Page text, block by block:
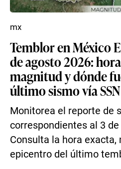
Temblor en México
de agosto 2026:
magnitud y dónde
último sismo vía SSN
Monitorea el reporte de
correspondientes al 3
Consulta la hora exacta,
epicentro del último
mx